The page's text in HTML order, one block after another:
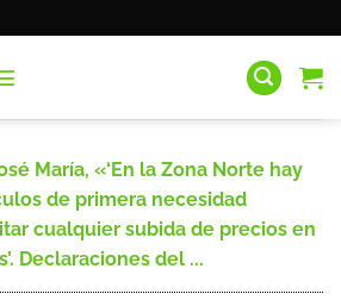
María, «‘En la Zona Norte hay
de primera necesidad
cualquier subida de precios en
Declaraciones del ...